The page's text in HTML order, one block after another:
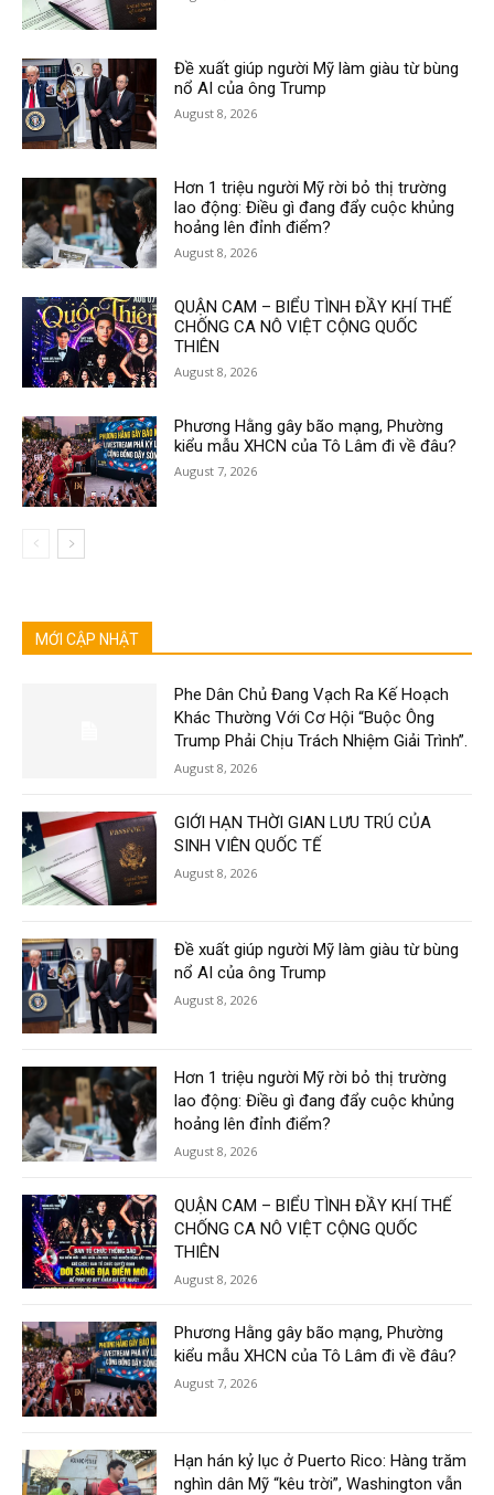
Đề xuất giúp người Mỹ làm giàu từ bùng
nổ AI của ông Trump
August 8, 2026
Hơn 1 triệu người Mỹ rời bỏ thị trường
lao động: Điều gì đang đẩy cuộc khủng
hoảng lên đỉnh điểm?
August 8, 2026
QUẬN CAM – BIỂU TÌNH ĐẦY KHÍ THẾ
CHỐNG CA NÔ VIỆT CỘNG QUỐC
THIÊN
August 8, 2026
Phương Hằng gây bão mạng, Phường
kiểu mẫu XHCN của Tô Lâm đi về đâu?
August 7, 2026
MỚI CẬP NHẬT
Phe Dân Chủ Đang Vạch Ra Kế Hoạch
Khác Thường Với Cơ Hội “Buộc Ông
Trump Phải Chịu Trách Nhiệm Giải Trình”.
August 8, 2026
GIỚI HẠN THỜI GIAN LƯU TRÚ CỦA
SINH VIÊN QUỐC TẾ
August 8, 2026
Đề xuất giúp người Mỹ làm giàu từ bùng
nổ AI của ông Trump
August 8, 2026
Hơn 1 triệu người Mỹ rời bỏ thị trường
lao động: Điều gì đang đẩy cuộc khủng
hoảng lên đỉnh điểm?
August 8, 2026
QUẬN CAM – BIỂU TÌNH ĐẦY KHÍ THẾ
CHỐNG CA NÔ VIỆT CỘNG QUỐC
THIÊN
August 8, 2026
Phương Hằng gây bão mạng, Phường
kiểu mẫu XHCN của Tô Lâm đi về đâu?
August 7, 2026
Hạn hán kỷ lục ở Puerto Rico: Hàng trăm
nghìn dân Mỹ “kêu trời”, Washington vẫn